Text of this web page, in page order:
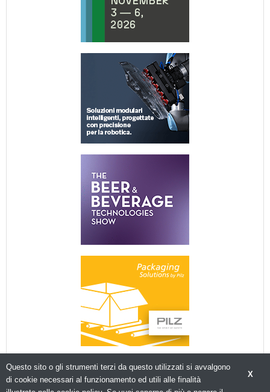
X
Questo sito o gli strumenti terzi da questo utilizzati si avvalgono
di cookie necessari al funzionamento ed utili alle finalità